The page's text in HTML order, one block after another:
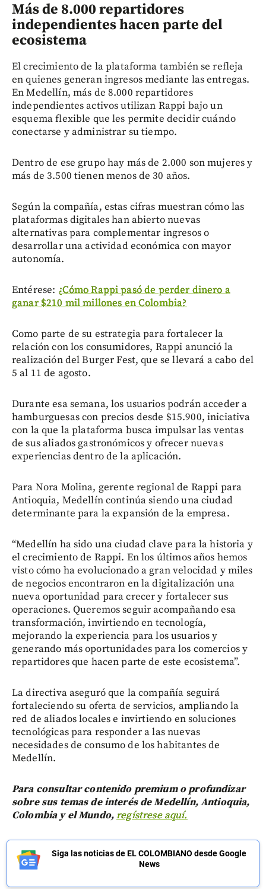
Más de 8.000 repartidores
independientes hacen parte del
ecosistema
El crecimiento de la plataforma también se refleja
en quienes generan ingresos mediante las entregas.
En Medellín, más de 8.000 repartidores
independientes activos utilizan Rappi bajo un
esquema flexible que les permite decidir cuándo
conectarse y administrar su tiempo.
Dentro de ese grupo hay más de 2.000 son mujeres y
más de 3.500 tienen menos de 30 años.
Según la compañía, estas cifras muestran cómo las
plataformas digitales han abierto nuevas
alternativas para complementar ingresos o
desarrollar una actividad económica con mayor
autonomía.
Entérese: ¿Cómo Rappi pasó de perder dinero a
ganar $210 mil millones en Colombia?
Como parte de su estrategia para fortalecer la
relación con los consumidores, Rappi anunció la
realización del Burger Fest, que se llevará a cabo del
5 al 11 de agosto.
Durante esa semana, los usuarios podrán acceder a
hamburguesas con precios desde $15.900, iniciativa
con la que la plataforma busca impulsar las ventas
de sus aliados gastronómicos y ofrecer nuevas
experiencias dentro de la aplicación.
Para Nora Molina, gerente regional de Rappi para
Antioquia, Medellín continúa siendo una ciudad
determinante para la expansión de la empresa.
“Medellín ha sido una ciudad clave para la historia y
el crecimiento de Rappi. En los últimos años hemos
visto cómo ha evolucionado a gran velocidad y miles
de negocios encontraron en la digitalización una
nueva oportunidad para crecer y fortalecer sus
operaciones. Queremos seguir acompañando esa
transformación, invirtiendo en tecnología,
mejorando la experiencia para los usuarios y
generando más oportunidades para los comercios y
repartidores que hacen parte de este ecosistema”.
La directiva aseguró que la compañía seguirá
fortaleciendo su oferta de servicios, ampliando la
red de aliados locales e invirtiendo en soluciones
tecnológicas para responder a las nuevas
necesidades de consumo de los habitantes de
Medellín.
Para consultar contenido premium o profundizar
sobre sus temas de interés de Medellín, Antioquia,
Colombia y el Mundo,regístrese aquí.
Siga las noticias de EL COLOMBIANO desde Google
News